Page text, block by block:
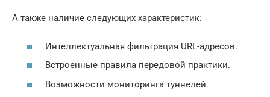
А также наличие следующих характеристик:
Интеллектуальная фильтрация URL-адресов.
Встроенные правила передовой практики.
Возможности мониторинга туннелей.